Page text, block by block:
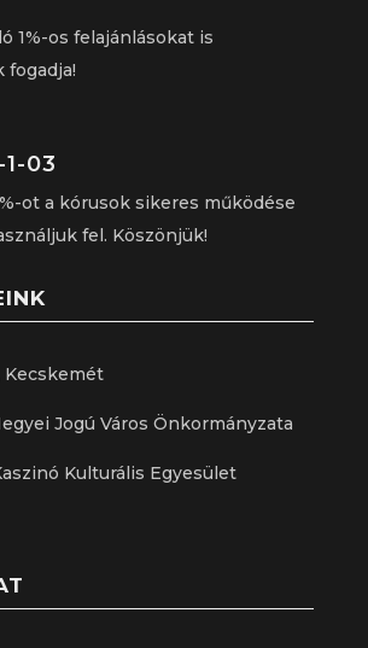
1%-os felajánlásokat is
fogadja!
03
ot a kórusok sikeres működése
fel. Köszönjük!
Kecskemét
Jogú Város Önkormányzata
Kulturális Egyesület